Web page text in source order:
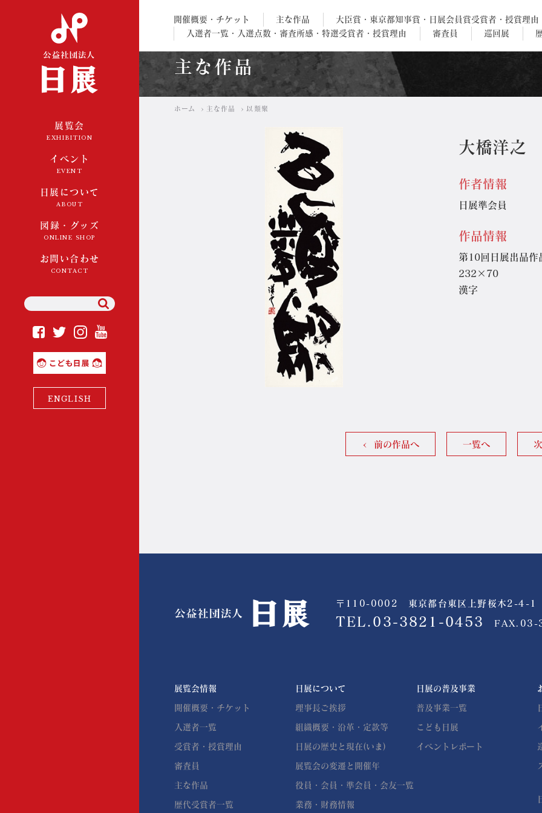
公益社団法人 日展
展覧会
EXHIBITION
イベント
EVENT
日展について
ABOUT
図録・グッズ
ONLINE SHOP
お問い合わせ
CONTACT
Facebook
TwitterInstagram
ENGLISH
理事長ご挨拶
組織概要・沿革・定款等
開催概要・チケット 主な作品
大臣賞・東京都知事賞・日展会員賞受賞者・授賞理由
入選者一覧・入選点数・審査所感・特選受賞者・授賞理由
審査員 巡回展
主な作品
ホーム 主な作品 以類聚
大橋洋之
作者情報
日展準会員
作品情報
第10回日展出品作
232×70
漢字
前の作品へ 一覧へ
公益社団法人 日展
〒110-0002 東京都台東区上野桜木2-4-1
TEL.03-3821-0453 FAX.03-
展覧会情報
開催概要・チケット
入選者一覧
受賞者・授賞理由
審査員
主な作品
歴代受賞者一覧
日展について
理事長ご挨拶
組織概要・沿革・定款等
日展の歴史と現在(いま)
展覧会の変遷と開催年
役員・会員・準会員・会友一覧
業務・財務情報
日展の普及事業
普及事業一覧
こども日展
イベントレポート